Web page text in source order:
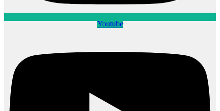
Youtube